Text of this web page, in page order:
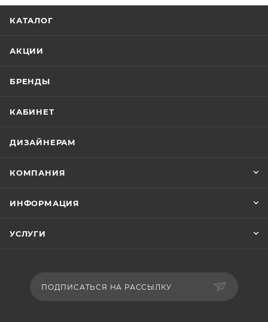
КАТАЛОГ
АКЦИИ
БРЕНДЫ
КАБИНЕТ
ДИЗАЙНЕРАМ
КОМПАНИЯ
ИНФОРМАЦИЯ
УСЛУГИ
ПОДПИСАТЬСЯ НА РАССЫЛКУ